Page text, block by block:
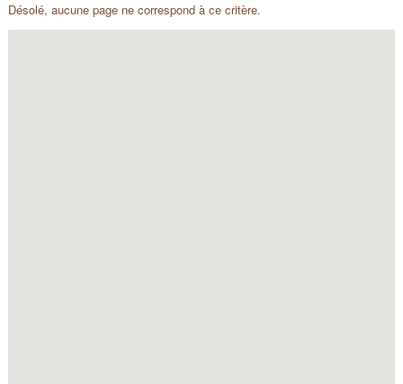
Désolé, aucune page ne correspond à ce critère.